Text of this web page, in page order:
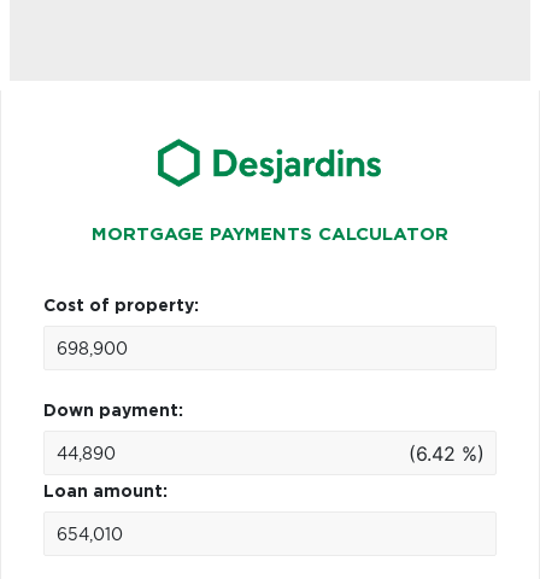
MORTGAGE PAYMENTS CALCULATOR
Cost of property:
Down payment:
(6.42 %)
Loan amount: